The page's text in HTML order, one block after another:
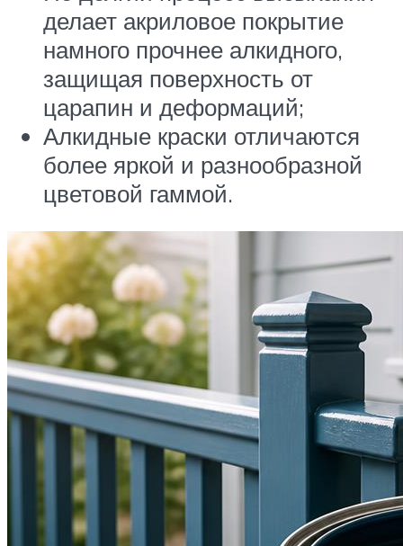
делает акриловое покрытие
намного прочнее алкидного,
защищая поверхность от
царапин и деформаций;
Алкидные краски отличаются
более яркой и разнообразной
цветовой гаммой.